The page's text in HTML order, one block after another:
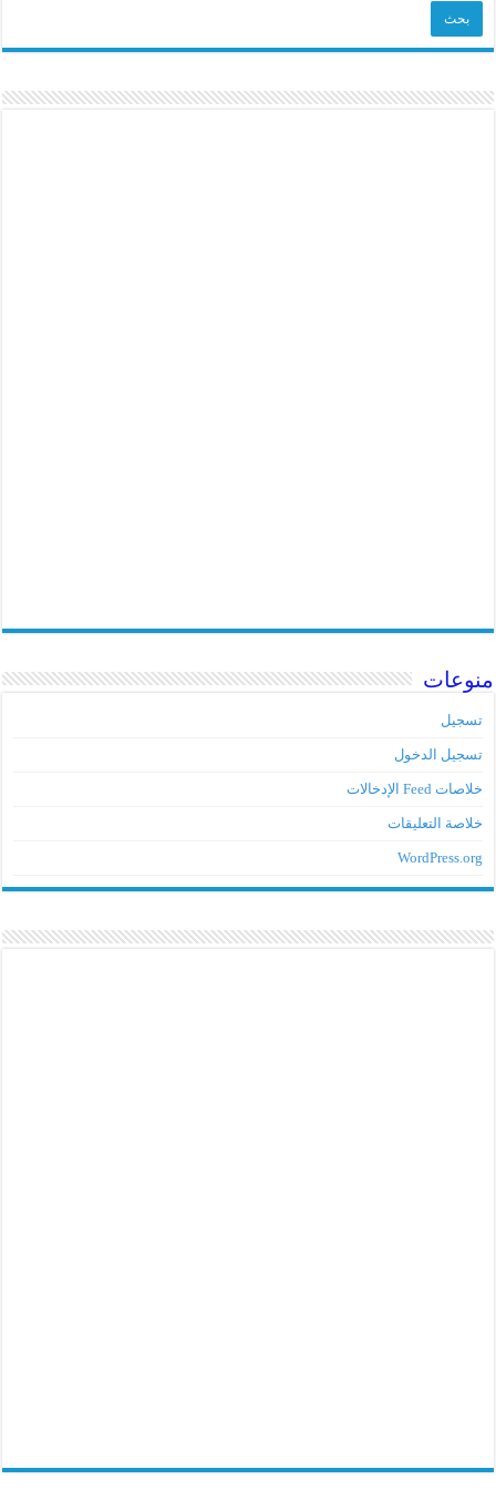
منوعات
تسجيل
تسجيل الدخول
خلاصات Feed الإدخالات
خلاصة التعليقات
WordPress.org